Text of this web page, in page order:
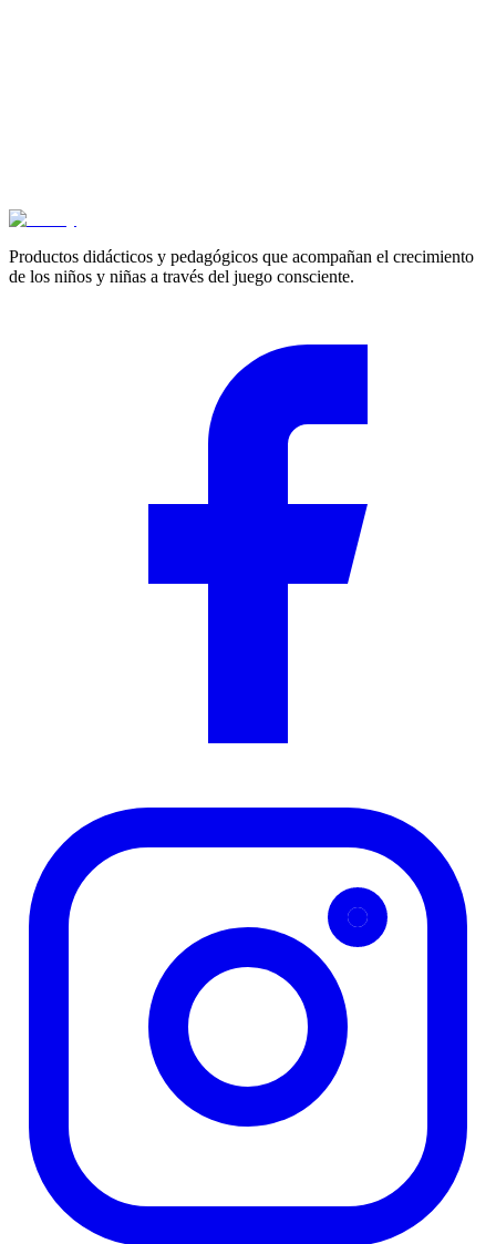
Cotizar
Productos didácticos y pedagógicos que acompañan el crecimiento
de los niños y niñas a través del juego consciente.